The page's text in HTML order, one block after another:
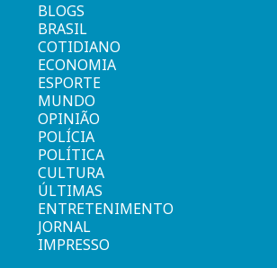
BLOGS
BRASIL
COTIDIANO
ECONOMIA
ESPORTE
MUNDO
OPINIÃO
POLÍCIA
POLÍTICA
CULTURA
ÚLTIMAS
ENTRETENIMENTO
JORNAL
IMPRESSO